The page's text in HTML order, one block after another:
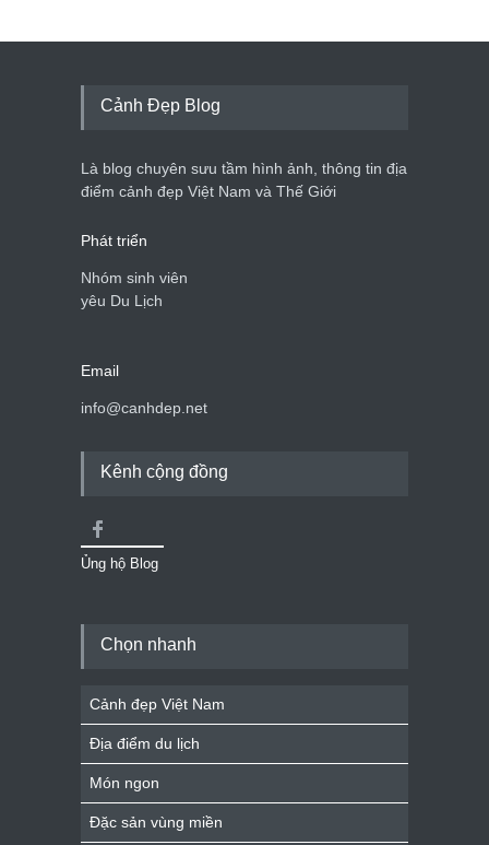
Tam giác mạch khoe sắc
du lịch quốc gia
Cảnh đẹp Việt Nam 24/04/2020
Cảnh Đẹp Blog
Là blog chuyên sưu tầm hình ảnh, thông tin địa
điểm cảnh đẹp Việt Nam và Thế Giới
Phát triển
Nhóm sinh viên
yêu Du Lịch
Email
info@canhdep.net
Kênh cộng đồng
Ủng hộ Blog
Chọn nhanh
Cảnh đẹp Việt Nam
Địa điểm du lịch
Món ngon
Đặc sản vùng miền